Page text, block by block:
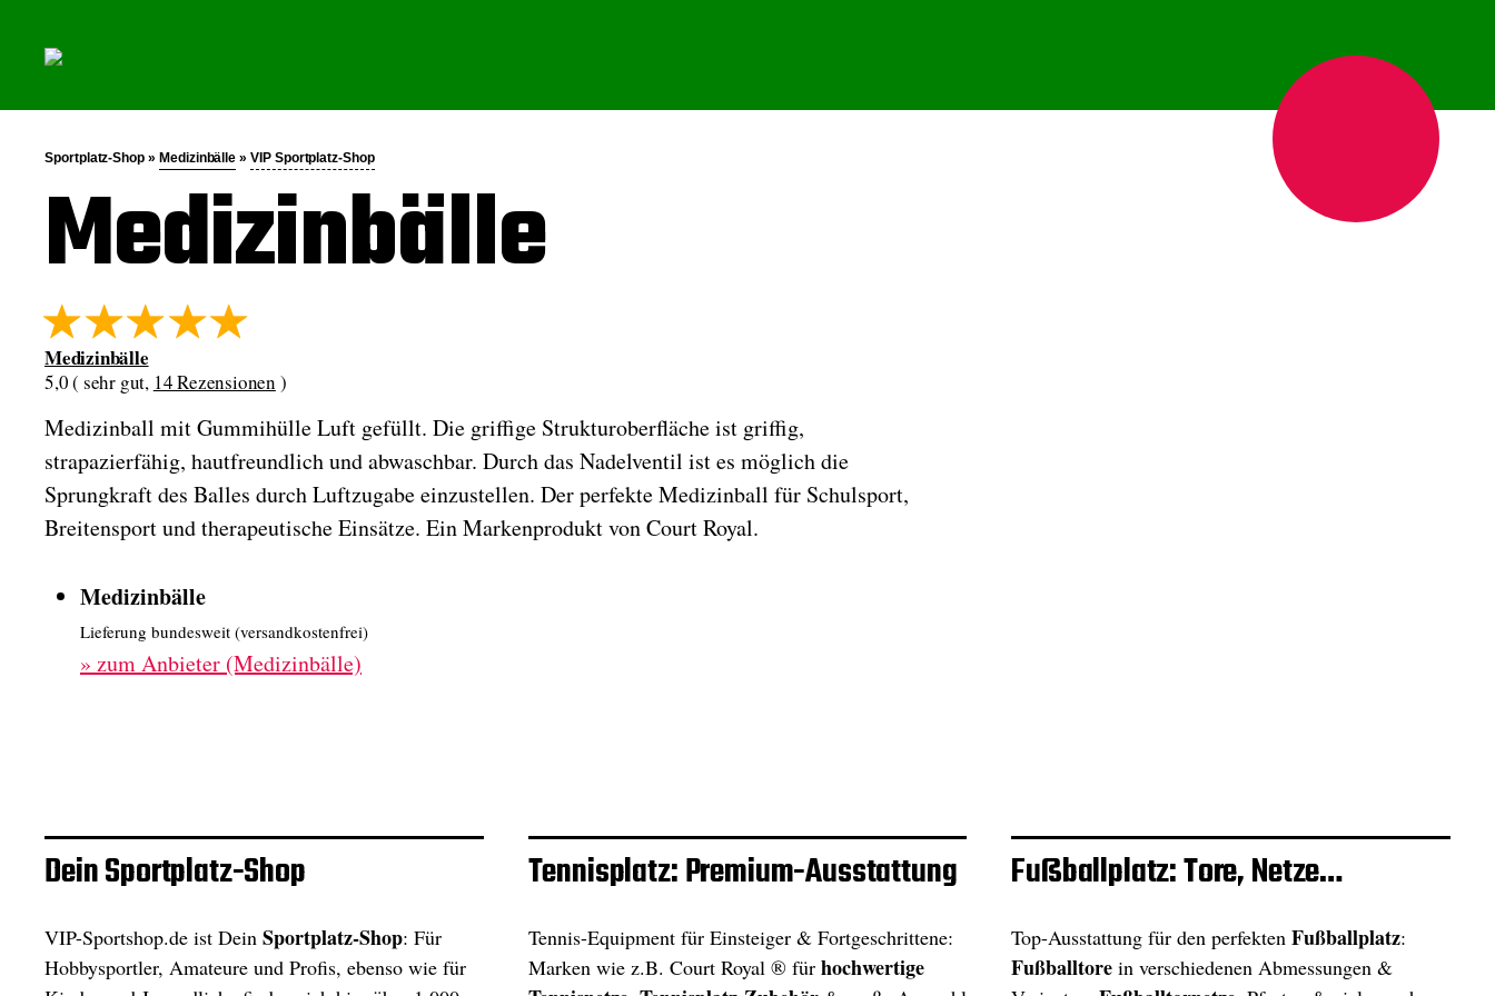
Sportplatz-Shop » Medizinbälle »VIP Sportplatz-Shop
Medizinbälle
Medizinbälle
5,0 ( sehr gut, 14 Rezensionen )
Medizinball mit Gummihülle Luft gefüllt. Die griffige Strukturoberfläche ist griffig,
strapazierfähig, hautfreundlich und abwaschbar. Durch das Nadelventil ist es möglich die
Sprungkraft des Balles durch Luftzugabe einzustellen. Der perfekte Medizinball für Schulsport,
Breitensport und therapeutische Einsätze. Ein Markenprodukt von Court Royal.
Medizinbälle
Lieferung bundesweit (versandkostenfrei)
» zum Anbieter (Medizinbälle)
Dein Sportplatz-Shop
VIP-Sportshop.de ist Dein Sportplatz-Shop: Für
Hobbysportler, Amateure und Profis, ebenso wie für
Tennisplatz: Premium-Ausstattung
Tennis-Equipment für Einsteiger & Fortgeschrittene:
Marken wie z.B. Court Royal ® für hochwertige
Fußballplatz: Tore, Netze…
Top-Ausstattung für den perfektenFußballplatz:
Fußballtore in verschiedenen Abmessungen &